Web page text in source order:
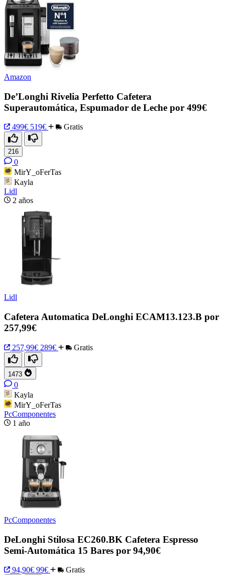
Amazon
De’Longhi Rivelia Perfetto Cafetera
Superautomática, Espumador de Leche por 499€
499€ 519€ Gratis
216
0
MirY_oFerTas
Kayla
Lidl
2 años
Lidl
Cafetera Automatica DeLonghi ECAM13.123.B por
257,99€
257,99€ 289€ Gratis
1473
0
Kayla
MirY_oFerTas
PcComponentes
1 año
PcComponentes
DeLonghi Stilosa EC260.BK Cafetera Espresso
Semi-Automática 15 Bares por 94,90€
94,90€ 99€ Gratis